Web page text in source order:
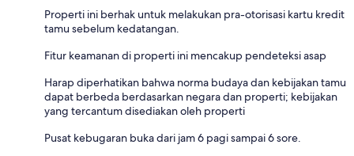
Properti ini berhak untuk melakukan pra-otorisasi kartu kredit
tamu sebelum kedatangan.
Fitur keamanan di properti ini mencakup pendeteksi asap
Harap diperhatikan bahwa norma budaya dan kebijakan tamu
dapat berbeda berdasarkan negara dan properti; kebijakan
yang tercantum disediakan oleh properti
Pusat kebugaran buka dari jam 6 pagi sampai 6 sore.